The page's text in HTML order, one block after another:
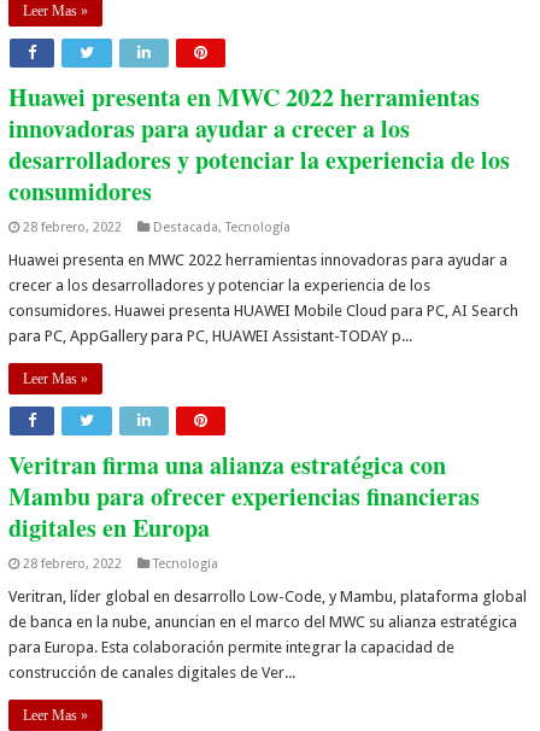
Leer Mas »
Huawei presenta en MWC 2022 herramientas
innovadoras para ayudar a crecer a los
desarrolladores y potenciar la experiencia de los
consumidores
28 febrero, 2022 Destacada,Tecnología
Huawei presenta en MWC 2022 herramientas innovadoras para ayudar a
crecer a los desarrolladores y potenciar la experiencia de los
consumidores. Huawei presenta HUAWEI Mobile Cloud para PC, AI Search
para PC, AppGallery para PC, HUAWEI Assistant-TODAY p...
Leer Mas »
Veritran firma una alianza estratégica con
Mambu para ofrecer experiencias financieras
digitales en Europa
28 febrero, 2022 Tecnología
Veritran, líder global en desarrollo Low-Code, y Mambu, plataforma global
de banca en la nube, anuncian en el marco del MWC su alianza estratégica
para Europa. Esta colaboración permite integrar la capacidad de
construcción de canales digitales de Ver...
Leer Mas »